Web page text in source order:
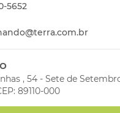
5652
, 54 - Sete de
89110-000